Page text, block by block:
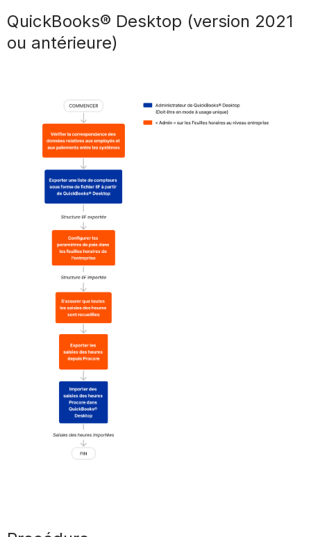
QuickBooks® Desktop (version 2021
ou antérieure)